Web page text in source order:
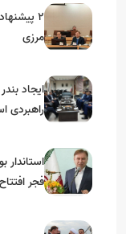
۲
مرزی
ایجاد
راهبردی
فجر